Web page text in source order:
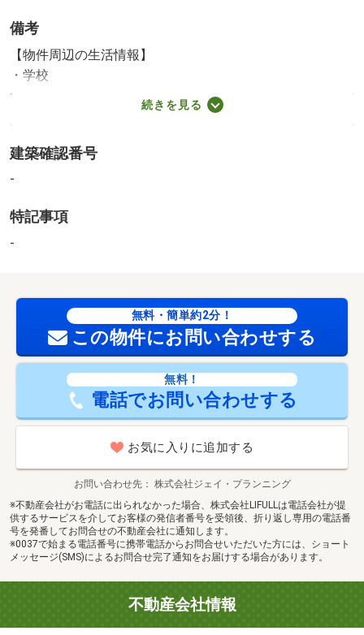
備考
【物件周辺の生活情報】
・学校
大阪市立西中島小学校（340m）
（110m）
・その他施設
※賃料内訳 ・家賃：月額３４，０００円 ・管理費：月
事項備考】専用バス・専用トイレ
続きを見る
建築確認番号
-
特記事項
-
無料・簡単約2分！
この物件にお問い合わせする
無料！
電話でお問い合わせする
お気に入りに追加する
お問い合わせ先
株式会社ジェイ・プランニング
※不動産会社がお電話に出られなかった場合、株式会社LIFULLは電話会社が提
供するサービスを介してお客様の発信者番号を受領後、折り返し専用の電話番
号を発番してお問合せの不動産会社に通知します。
※0037で始まる電話番号に携帯電話からお問合せいただいた方には、ショート
メッセージ(SMS)によるお問合せ完了通知をお届けする場合があります。
不動産会社情報